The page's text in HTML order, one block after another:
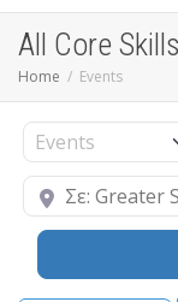
All Core
Home Events
Select search type
Κοντά